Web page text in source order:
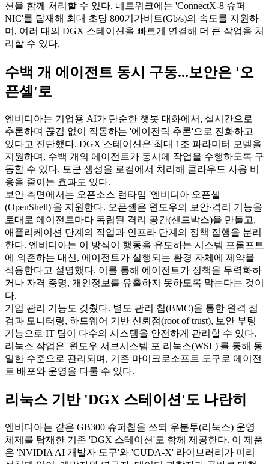
션을 함께 처리할 수 있다. 네트워크에는 'ConnectX-8 슈퍼
NIC'를 탑재해 최대 초당 800기가비트(Gb/s)의 속도를 지원하
며, 여러 대의 DGX 스테이션을 빠르게 연결해 더 큰 작업을 처
리할 수 있다.
수백 개 에이전트 동시 구동...보안은 '오
픈셸'로
엔비디아는 기업용 AI가 단순한 챗봇 대화에서, 실시간으로
추론하며 끊김 없이 작동하는 '에이전틱 추론'으로 진화하고
있다고 진단했다. DGX 스테이션은 최대 1조 파라미터 모델을
지원하며, 수백 개의 에이전트가 동시에 작업을 수행하도록 구
동할 수 있다. 토큰 생성을 로컬에서 처리해 클라우드 사용 비
용을 줄이는 효과도 있다.
보안 측면에서는 오픈소스 런타임 '엔비디아 오픈셸
(OpenShell)'을 지원한다. 오픈셸은 윈도우의 보안·격리 기능을
토대로 에이전트마다 독립된 격리 공간(샌드박스)을 만들고,
애플리케이션 단계의 작업과 인프라 단계의 정책 집행을 분리
한다. 엔비디아는 이 방식이 행동을 유도하는 시스템 프롬프트
에 의존하는 대신, 에이전트가 실행되는 환경 자체에 제약을
적용한다고 설명했다. 이를 통해 에이전트가 정책을 무력화하
거나 자격 증명, 개인정보를 유출하지 못하도록 막는다는 것이
다.
기업 관리 기능도 갖췄다. 별도 관리 칩(BMC)을 통한 원격 점
검과 모니터링, 하드웨어 기반 신뢰점(root of trust), 보안 부팅
기능으로 IT 팀이 다수의 시스템을 안전하게 관리할 수 있다.
리눅스 작업은 '윈도우 서브시스템 포 리눅스(WSL)'를 통해 동
일한 수준으로 관리되며, 기존 마이크로소프트 도구로 에이전
트 배포와 운영을 다룰 수 있다.
리눅스 기반 'DGX 스테이션'도 나란히
엔비디아는 같은 GB300 슈퍼칩을 쓰되 우분투(리눅스) 운영
체제를 탑재한 기존 'DGX 스테이션'도 함께 제공한다. 이 제품
은 'NVIDIA AI 개발자 도구'와 'CUDA-X' 라이브러리가 미리